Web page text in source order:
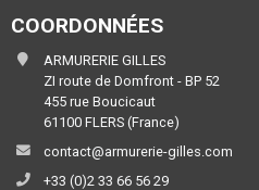
COORDONNÉES
ARMURERIE GILLES
ZI route de Domfront - BP 52
455 rue Boucicaut
61100 FLERS (France)
contact@armurerie-gilles.com
+33 (0)2 33 66 56 29